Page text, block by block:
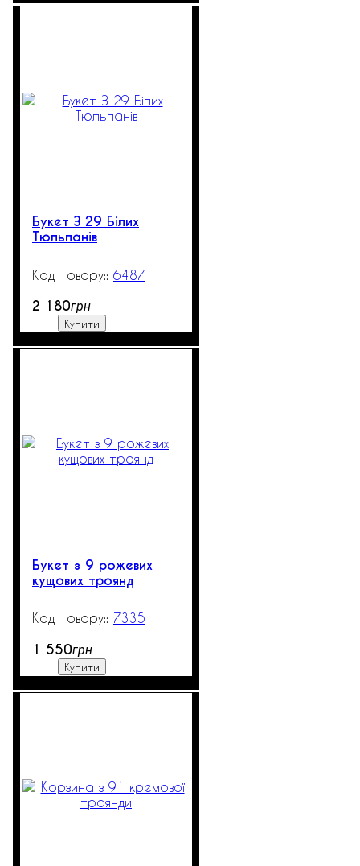
Букет З 29 Білих
Тюльпанів
6487
2 180грн
Купити
Букет з 9 рожевих
кущових троянд
7335
1 550грн
Купити